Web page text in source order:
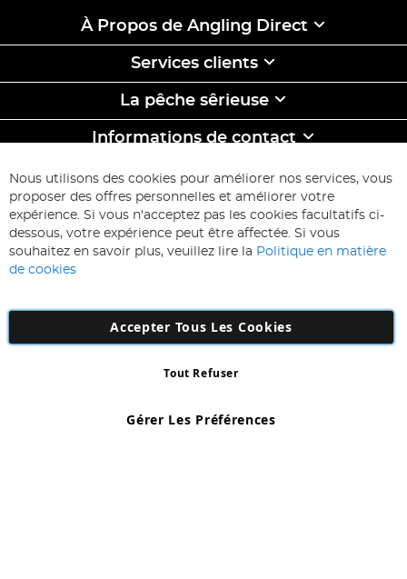
À Propos de Angling Direct
Services clients
La pêche sêrieuse
Informations de contact
ABONNEZ-VOUS & ECONOMISEZ
Inscription
à
d’information
:
Inscription
Number: 863029607
Nous utilisons des cookies pour améliorer nos services, vous
proposer des offres personnelles et améliorer votre
expérience. Si vous n'acceptez pas les cookies facultatifs ci-
dessous, votre expérience peut être affectée. Si vous
souhaitez en savoir plus, veuillez lire la Politique en matière
de cookies
Accepter Tous Les Cookies
Gérer Les Préférences
Tout Refuser